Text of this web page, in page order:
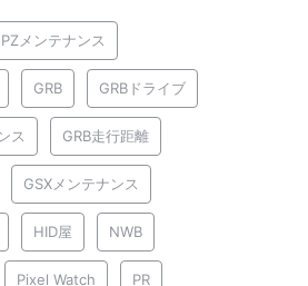
メンテナンス
GRB GRBドライブ
ス GRB走行距離
GSXメンテナンス
HID屋 NWB
Pixel Watch PR